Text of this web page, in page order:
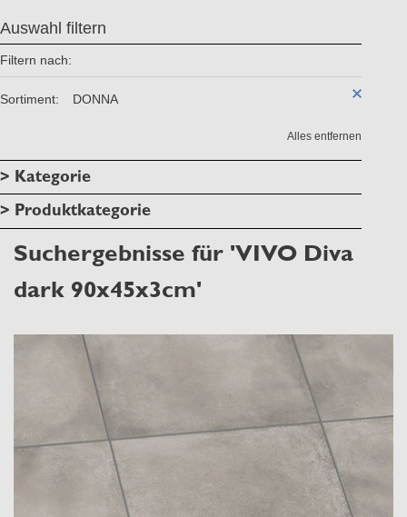
Auswahl filtern
Filtern nach:
Sortiment: DONNA
Alles entfernen
> Kategorie
> Produktkategorie
Suchergebnisse für 'VIVO Diva
dark 90x45x3cm'